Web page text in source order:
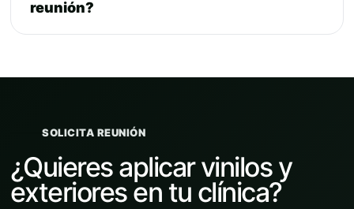
reunión?
SOLICITA REUNIÓN
¿Quieres aplicar vinilos y
exteriores en tu clínica?